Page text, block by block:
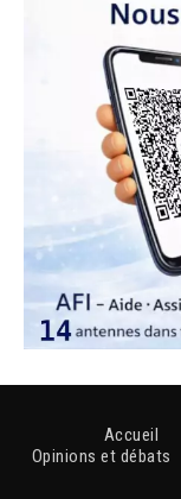
Accueil
Opinions et débats